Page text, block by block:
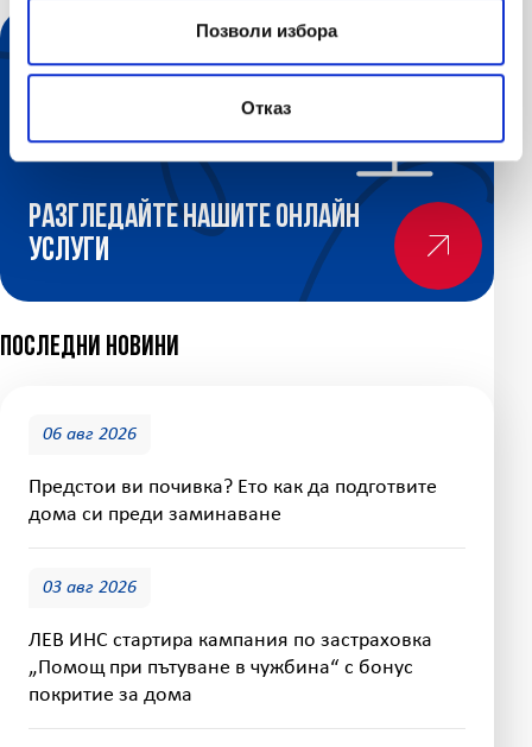
Позволи избора
Отказ
Разгледайте нашите онлайн
услуги
Последни новини
06 авг 2026
Предстои ви почивка? Ето как да подготвите
дома си преди заминаване
03 авг 2026
ЛЕВ ИНС стартира кампания по застраховка
„Помощ при пътуване в чужбина“ с бонус
покритие за дома